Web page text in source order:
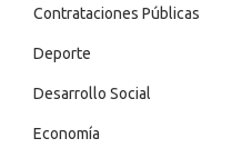
Contrataciones Públicas
Deporte
Desarrollo Social
Economía